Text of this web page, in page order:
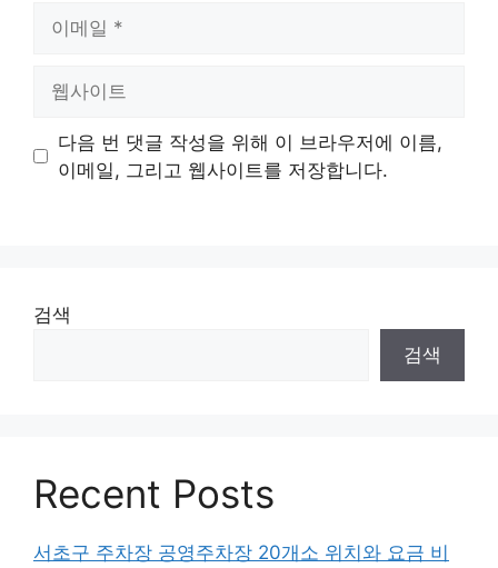
트
다음 번 댓글 작성을 위해 이 브라우저에 이름,
이메일, 그리고 웹사이트를 저장합니다.
검색
검색
Recent Posts
서초구 주차장 공영주차장 20개소 위치와 요금 비